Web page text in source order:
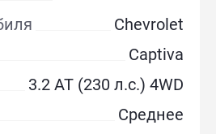
Chevrolet
Captiva
3.2 AT (230 л.с.) 4WD
Среднее